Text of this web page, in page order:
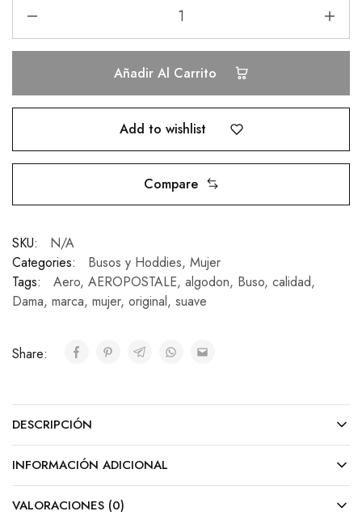
Añadir Al Carrito
Add to wishlist
Compare
SKU:
N/A
Categories:
Busos y Hoddies, Mujer
Tags:
Aero, AEROPOSTALE, algodon, Buso, calidad,
Dama, marca, mujer, original, suave
Share:
DESCRIPCIÓN
INFORMACIÓN ADICIONAL
VALORACIONES (0)